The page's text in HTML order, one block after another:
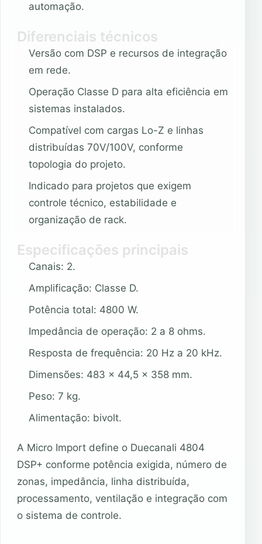
automação.
Diferenciais técnicos
Versão com DSP e recursos de integração
em rede.
Operação Classe D para alta eficiência em
sistemas instalados.
Compatível com cargas Lo-Z e linhas
distribuídas 70V/100V, conforme
topologia do projeto.
Indicado para projetos que exigem
controle técnico, estabilidade e
organização de rack.
Especificações principais
Canais: 2.
Amplificação: Classe D.
Potência total: 4800 W.
Impedância de operação: 2 a 8 ohms.
Resposta de frequência: 20 Hz a 20 kHz.
Dimensões: 483 x 44,5 x 358 mm.
Peso: 7 kg.
Alimentação: bivolt.
A Micro Import define o Duecanali 4804
DSP+ conforme potência exigida, número de
zonas, impedância, linha distribuída,
processamento, ventilação e integração com
o sistema de controle.